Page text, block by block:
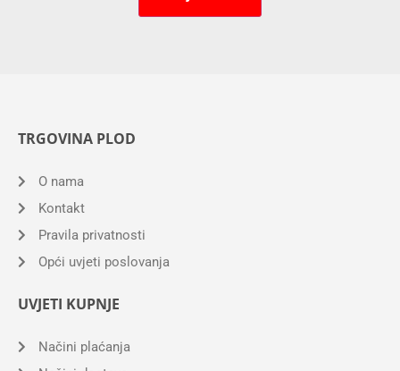
TRGOVINA PLOD
O nama
Kontakt
Pravila privatnosti
Opći uvjeti poslovanja
UVJETI KUPNJE
Načini plaćanja